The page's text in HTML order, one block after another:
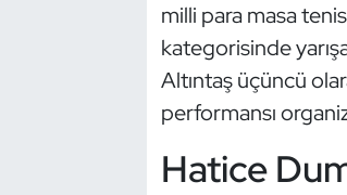
milli para masa
kategorisinde
Altıntaş üçüncü
performansı
Hatice